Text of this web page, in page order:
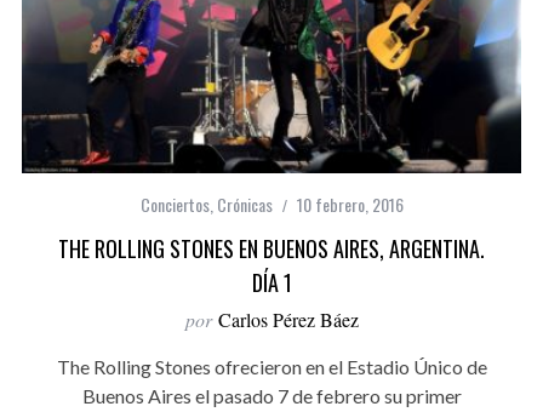
Conciertos, Crónicas 10 febrero, 2016
THE ROLLING STONES EN BUENOS AIRES, ARGENTINA.
DÍA 1
por Carlos Pérez Báez
The Rolling Stones ofrecieron en el Estadio Único de
Buenos Aires el pasado 7 de febrero su primer